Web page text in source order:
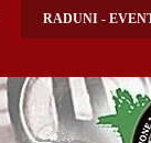
RADUNI -